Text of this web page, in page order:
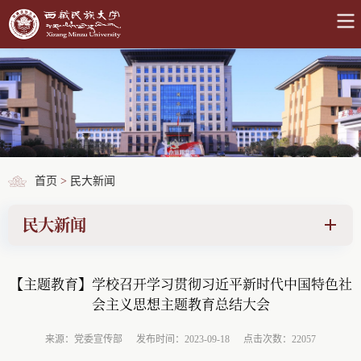
首页 > 民大新闻
民大新闻
【主题教育】学校召开学习贯彻习近平新时代中国特色社
会主义思想主题教育总结大会
来源：党委宣传部 发布时间：2023-09-18 点击次数：22057